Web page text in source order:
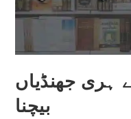
ہری جھنڈیاں
بیچنا